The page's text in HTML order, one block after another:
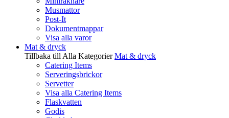
Musmattor
Post-It
Dokumentmappar
Visa alla varor
Mat & dryck
Tillbaka till Alla Kategorier Mat & dryck
Catering Items
Serveringsbrickor
Servetter
Visa alla Catering Items
Flaskvatten
Godis